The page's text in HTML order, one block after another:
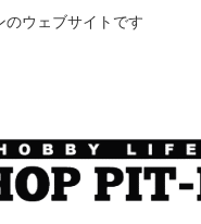
ウェブサイトです